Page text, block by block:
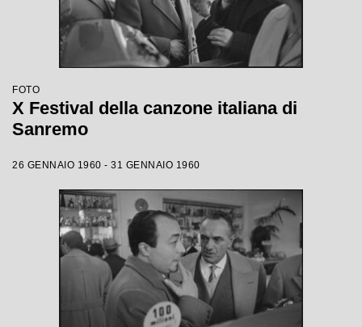
FOTO
X Festival della canzone italiana di
Sanremo
26 GENNAIO 1960 - 31 GENNAIO 1960